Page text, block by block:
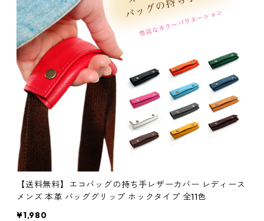
【送料無料】エコバッグの持ち手レザーカバー レディース
メンズ 本革 バッググリップ ホックタイプ 全11色
¥1,980